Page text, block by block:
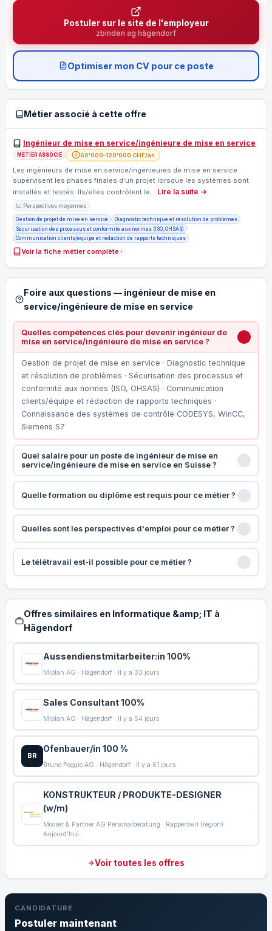
Postuler sur le site de l'employeur
zbinden ag hägendorf
Optimiser mon CV pour ce poste
Métier associé à cette offre
Ingénieur de mise en service/ingénieure de mise en service
MÉTIER ASSOCIÉ 60'000–120'000 CHF/an
Les ingénieurs de mise en service/ingénieures de mise en service
supervisent les phases finales d’un projet lorsque les systèmes sont
installés et testés. Ils/elles contrôlent le… Lire la suite →
📈 Perspectives moyennes
Gestion de projet de mise en service
Diagnostic technique et résolution de problèmes
Sécurisation des processus et conformité aux normes (ISO, OHSAS)
Communication clients/équipe et rédaction de rapports techniques
Voir la fiche métier complète
Foire aux questions — ingénieur de mise en
service/ingénieure de mise en service
Quelles compétences clés pour devenir ingénieur de
mise en service/ingénieure de mise en service ?
Gestion de projet de mise en service · Diagnostic technique
et résolution de problèmes · Sécurisation des processus et
conformité aux normes (ISO, OHSAS) · Communication
clients/équipe et rédaction de rapports techniques ·
Connaissance des systèmes de contrôle CODESYS, WinCC,
Siemens S7
Quel salaire pour un poste de ingénieur de mise en
service/ingénieure de mise en service en Suisse ?
Quelle formation ou diplôme est requis pour ce métier ?
Quelles sont les perspectives d'emploi pour ce métier ?
Le télétravail est-il possible pour ce métier ?
Offres similaires en Informatique &amp; IT à
Hägendorf
Aussendienstmitarbeiter:in 100%
Miplan AG · Hägendorf · Il y a 33 jours
Sales Consultant 100%
Miplan AG · Hägendorf · Il y a 54 jours
BR
Ofenbauer/in 100 %
Bruno Poggio AG · Hägendorf · Il y a 61 jours
KONSTRUKTEUR / PRODUKTE-DESIGNER
(w/m)
Mooser & Partner AG Personalberatung · Rapperswil (region) ·
Aujourd'hui
Voir toutes les offres
CANDIDATURE
Postuler maintenant